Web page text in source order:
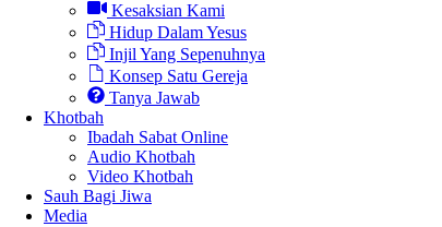
Kesaksian Kami
Hidup Dalam Yesus
Injil Yang Sepenuhnya
Konsep Satu Gereja
Tanya Jawab
Khotbah
Ibadah Sabat Online
Audio Khotbah
Video Khotbah
Sauh Bagi Jiwa
Media